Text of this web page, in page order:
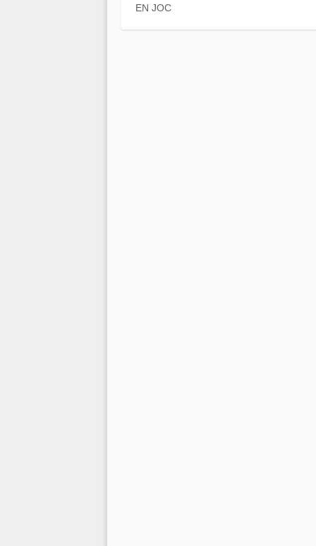
EN JOC